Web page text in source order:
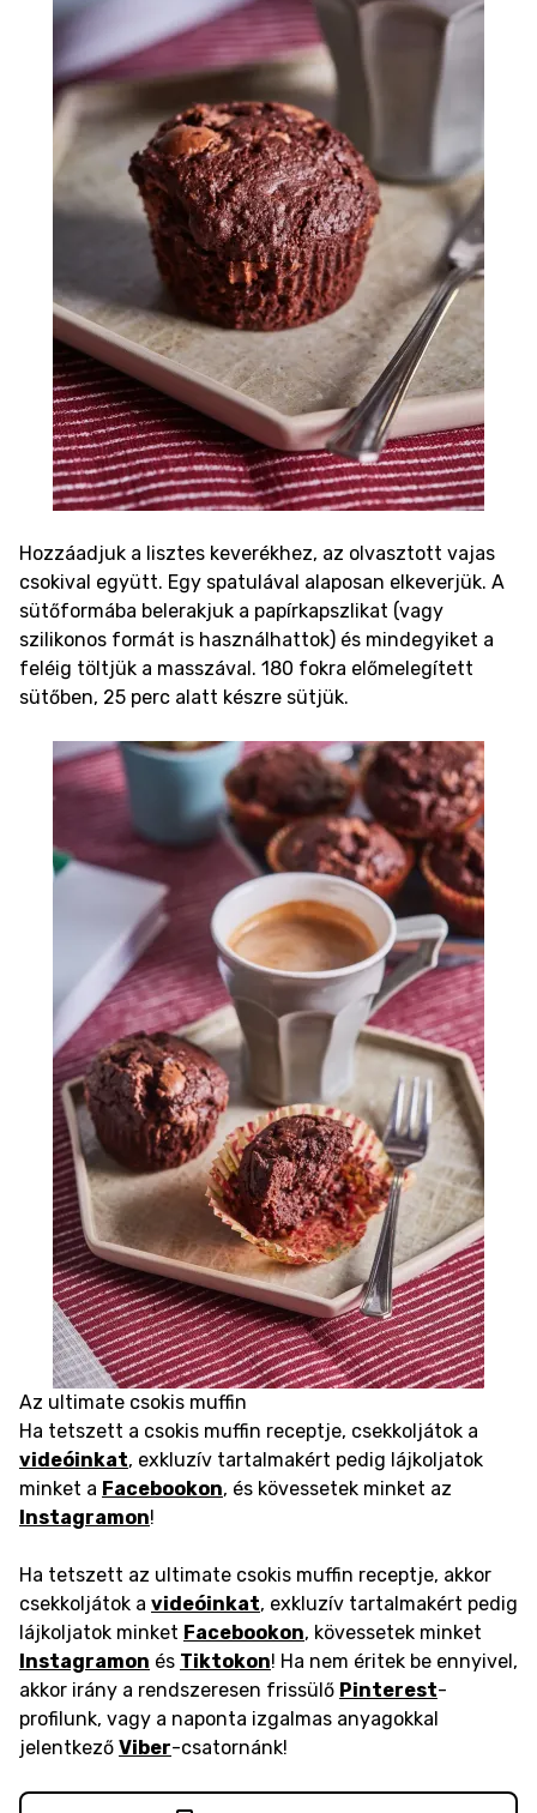
Hozzáadjuk a lisztes keverékhez, az olvasztott vajas
csokival együtt. Egy spatulával alaposan elkeverjük. A
sütőformába belerakjuk a papírkapszlikat (vagy
szilikonos formát is használhattok) és mindegyiket a
feléig töltjük a masszával. 180 fokra előmelegített
sütőben, 25 perc alatt készre sütjük.
Az ultimate csokis muffin
Ha tetszett a csokis muffin receptje, csekkoljátok a
videóinkat, exkluzív tartalmakért pedig lájkoljatok
minket a Facebookon, és kövessetek minket az
Instagramon!
Ha tetszett az ultimate csokis muffin receptje, akkor
csekkoljátok a videóinkat, exkluzív tartalmakért pedig
lájkoljatok minket Facebookon, kövessetek minket
Instagramon és Tiktokon! Ha nem éritek be ennyivel,
akkor irány a rendszeresen frissülő Pinterest-
profilunk, vagy a naponta izgalmas anyagokkal
jelentkező Viber-csatornánk!